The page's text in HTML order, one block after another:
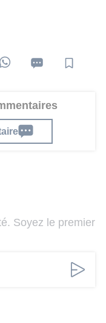
Soyez le premier